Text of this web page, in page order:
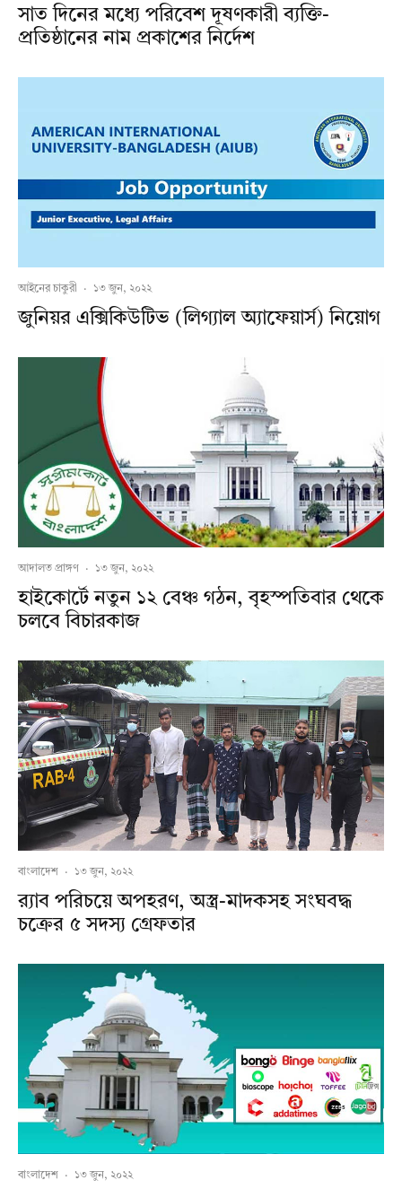
সাত দিনের মধ্যে পরিবেশ দূষণকারী ব্যক্তি-
প্রতিষ্ঠানের নাম প্রকাশের নির্দেশ
আইনের চাকুরী · ১৩ জুন, ২০২২
জুনিয়র এক্সিকিউটিভ (লিগ্যাল অ্যাফেয়ার্স) নিয়োগ
আদালত প্রাঙ্গণ · ১৩ জুন, ২০২২
হাইকোর্টে নতুন ১২ বেঞ্চ গঠন, বৃহস্পতিবার থেকে
চলবে বিচারকাজ
বাংলাদেশ · ১৩ জুন, ২০২২
র‍্যাব পরিচয়ে অপহরণ, অস্ত্র-মাদকসহ সংঘবদ্ধ
চক্রের ৫ সদস্য গ্রেফতার
বাংলাদেশ · ১৩ জুন, ২০২২